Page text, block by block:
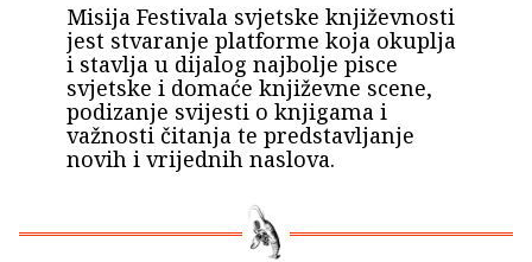
Misija Festivala svjetske književnosti
jest stvaranje platforme koja okuplja
i stavlja u dijalog najbolje pisce
svjetske i domaće književne scene,
podizanje svijesti o knjigama i
važnosti čitanja te predstavljanje
novih i vrijednih naslova.